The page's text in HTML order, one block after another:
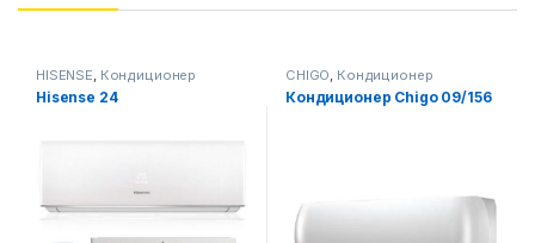
HISENSE, Кондиционер
Hisense 24
CHIGO, Кондиционер
Кондиционер Chigo 09/156